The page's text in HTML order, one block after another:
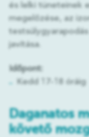
és lelki tüneteinek
megelőzése, az
javítása.
Időpont:
Kedd 17-18 óráig
Daganatos
követő